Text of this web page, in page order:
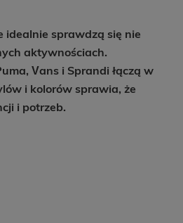
idealnie sprawdzą się nie
aktywnościach.
Vans i Sprandi łączą w
i kolorów sprawia, że
i potrzeb.